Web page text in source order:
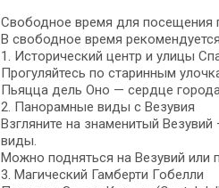
Свободное время для посещения
В свободное время
1. Исторический центр и улицы
Прогуляйтесь по старинным
Пьяцца дель Оно — сердце
2. Панорамные виды с Везувия
Взгляните на знаменитый
виды.
Можно подняться на Везувий или
3. Магический Гамберти Гобелли